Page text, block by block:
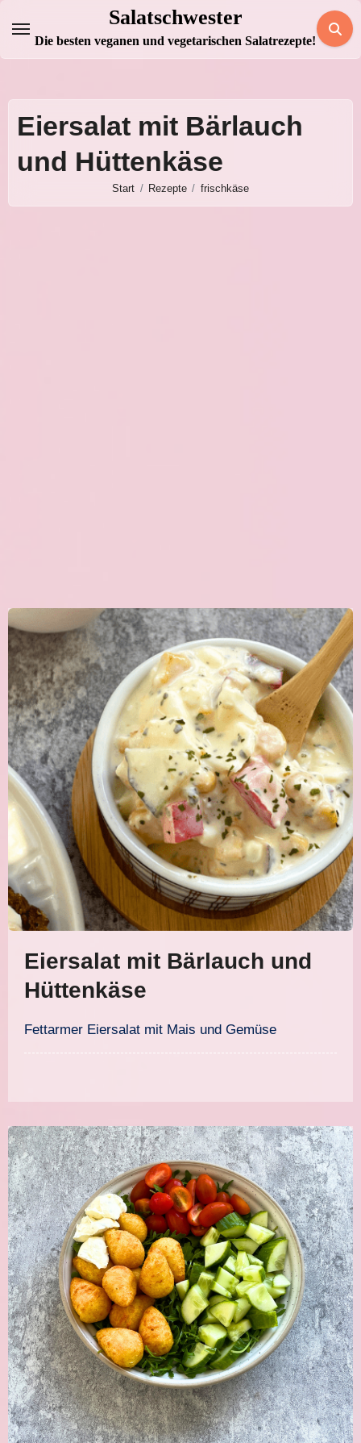
Inhalt
springen
Salatschwester
Die besten veganen und vegetarischen Salatrezepte!
Eiersalat mit Bärlauch
und Hüttenkäse
Start Rezepte frischkäse
Eiersalat mit Bärlauch und
Hüttenkäse
Fettarmer Eiersalat mit Mais und Gemüse